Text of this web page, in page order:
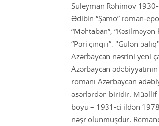
Süleyman Rəhimov
Ədibin “Şamo” roman-
“Məhtaban”,
“Pəri çınqılı”, "Gülən
Azərbaycan nəsrini yeni
Azərbaycan
romanı Azərbaycan
əsərlərdən biridir. Müəllif
boyu – 1931-ci ildən
nəşr olunmuşdur.